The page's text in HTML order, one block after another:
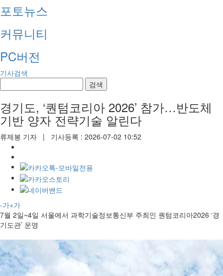
포토뉴스
커뮤니티
PC버전
기사검색
검색
경기도, ‘퀀텀코리아 2026’ 참가…반도체
기반 양자 전략기술 알린다
류제봉 기자 | 기사등록 : 2026-07-02 10:52
-가+가
7월 2일~4일 서울에서 과학기술정보통신부 주최인 퀀텀코리아2026 ‘경
기도관’ 운영